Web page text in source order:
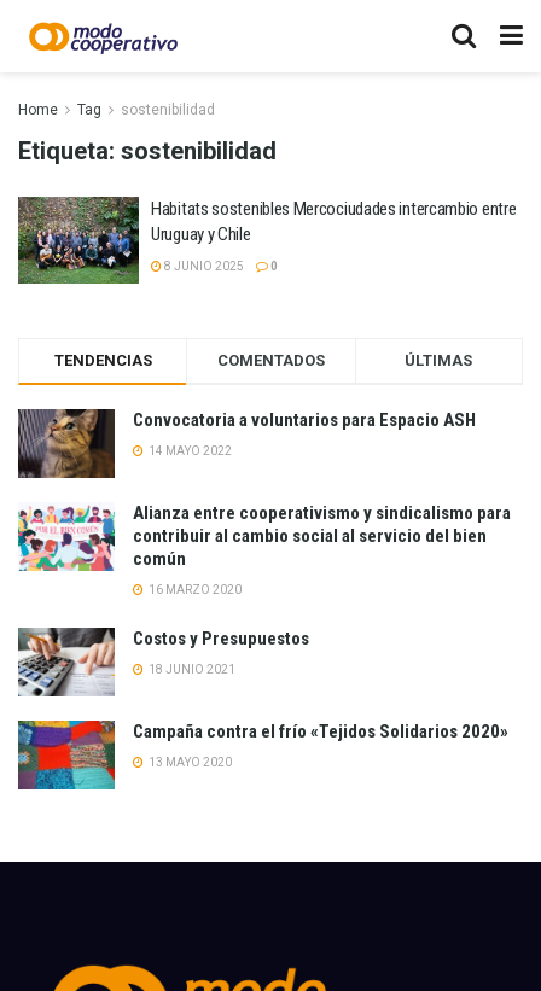
Home Tag sostenibilidad
Etiqueta: sostenibilidad
Habitats sostenibles Mercociudades intercambio entre
Uruguay y Chile
8 JUNIO 2025 0
TENDENCIAS COMENTADOS ÚLTIMAS
Convocatoria a voluntarios para Espacio ASH
14 MAYO 2022
Alianza entre cooperativismo y sindicalismo para
contribuir al cambio social al servicio del bien
común
16 MARZO 2020
Costos y Presupuestos
18 JUNIO 2021
Campaña contra el frío «Tejidos Solidarios 2020»
13 MAYO 2020